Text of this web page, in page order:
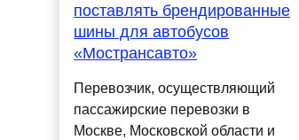
поставлять брендированные
шины для автобусов
«Мострансавто»
Перевозчик, осуществляющий
пассажирские перевозки в
Москве, Московской области и